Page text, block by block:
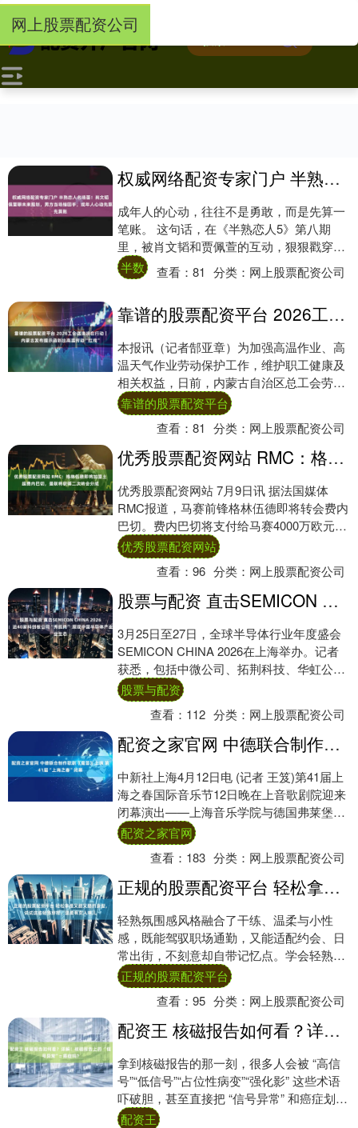
-->
网上股票配资公司
权威网络配资专家门户 半熟恋人名场面！肖文韬贾佩萱聊未来规划，男方当场缩回手，成年人心动先算账
成年人的心动，往往不是勇敢，而是先算一
笔账。 这句话，在《半熟恋人5》第八期
里，被肖文韬和贾佩萱的互动，狠狠戳穿
了。当婚恋史、年龄焦虑、生育压力这些现
实议题被摆....
半数 查看：81 分类： 网上股票配资公司
靠谱的股票配资平台 2026工会送清凉在行动｜内蒙古发布提示函划出高温劳动“红线”
本报讯（记者郜亚章）为加强高温作业、高
温天气作业劳动保护工作，维护职工健康及
相关权益，日前，内蒙古自治区总工会劳动
法律监督委员会发布劳动法律监督提示函，
提醒用人....
靠谱的股票配资平台
查看：81 分类： 网上股票配资公司
优秀股票配资网站 RMC：格林伍德即将加盟土超费内巴切，曼联将获得二次转会分成
优秀股票配资网站 7月9日讯 据法国媒体
RMC报道，马赛前锋格林伍德即将转会费内
巴切。费内巴切将支付给马赛4000万欧元，
然后与曼联商讨二转分成的数额。 据报道....
优秀股票配资网站
查看：96 分类： 网上股票配资公司
股票与配资 直击SEMICON CHINA 2026现场：近40家科创板公司“秀肌肉” 展现中国半导体产业生态
3月25日至27日，全球半导体行业年度盛会
SEMICON CHINA 2026在上海举办。记者
获悉，包括中微公司、拓荆科技、华虹公
司、概伦电子等在内的近40家科....
股票与配资
查看： 112 分类： 网上股票配资公司
配资之家官网 中德联合制作歌剧《魔笛》上演 第41届“上海之春”闭幕
中新社上海4月12日电 (记者 王笈)第41届上
海之春国际音乐节12日晚在上音歌剧院迎来
闭幕演出——上海音乐学院与德国弗莱堡国
立音乐学院联合制作的歌剧《魔笛》配....
配资之家官网
查看： 183 分类： 网上股票配资公司
正规的股票配资平台 轻松拿捏又甜又酷的造型，试试这些轻熟穿搭，温柔有女人味儿
轻熟氛围感风格融合了干练、温柔与小性
感，既能驾驭职场通勤，又能适配约会、日
常出街，不刻意却自带记忆点。学会轻熟氛
围感穿搭，解锁初夏多元造型，给你搭配思
路，轻松拿....
正规的股票配资平台
查看：95 分类： 网上股票配资公司
配资王 核磁报告如何看？详解！核磁报告上的 “信号异常”= 癌症吗？
拿到核磁报告的那一刻，很多人会被 “高信
号”“低信号”“占位性病变”“强化影” 这些术语
吓破胆，甚至直接把 “信号异常” 和癌症划等
号。去年有数据显示，我国每年....
配资王